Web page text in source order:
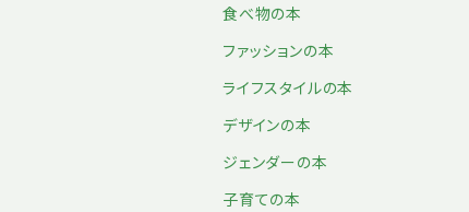
食べ物の本
ファッションの本
ライフスタイルの本
デザインの本
ジェンダーの本
子育ての本